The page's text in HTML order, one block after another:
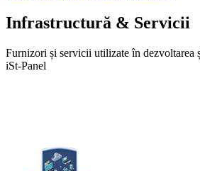
Infrastructură & Servicii
Furnizori și servicii utilizate în dezvoltarea
iSt-Panel